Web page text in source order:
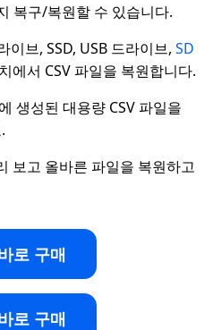
복구/복원할 수 있습니다.
이브, SSD, USB 드라이브, SD
에서 CSV 파일을 복원합니다.
생성된 대용량 CSV 파일을
보고 올바른 파일을 복원하고
로 구매
로 구매